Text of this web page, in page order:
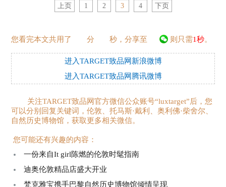
上页 1 2 3 4 下页
您看完本文共用了 分 秒，分享至 则只需1秒。
进入TARGET致品网新浪微博
进入TARGET致品网腾讯微博
关注TARGET致品网官方微信公众账号“luxtarget”后，您
可以分别回复关键词，伦敦、托马斯·戴利、奥利佛·柴舍尔、
自然历史博物馆，获取更多相关微信。
您可能还有兴趣的内容：
一份来自It girl陈燃的伦敦时髦指南
迪奥伦敦精品店盛大开业
梵克雅宝携手巴黎自然历史博物馆倾情呈现